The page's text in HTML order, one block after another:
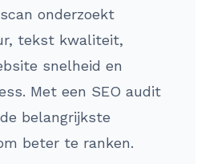
onderzoekt
tekst kwaliteit,
snelheid en
Met een SEO audit
belangrijkste
beter te ranken.